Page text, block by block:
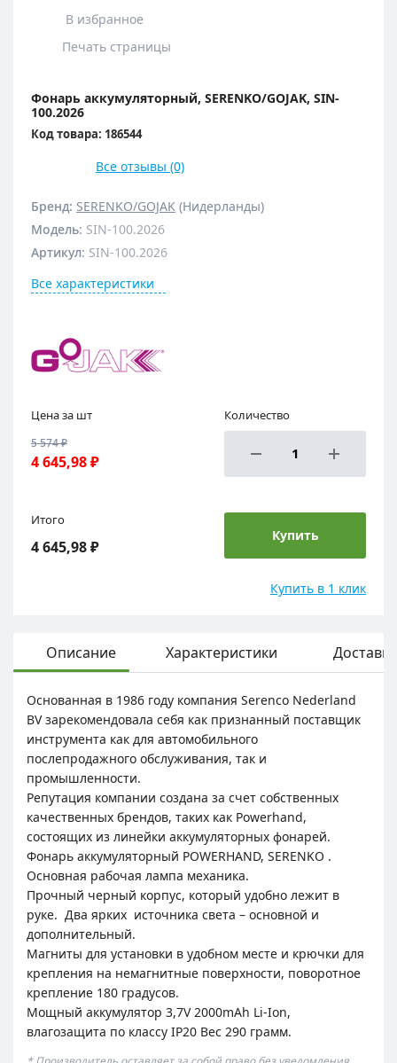
В избранное
Печать страницы
Фонарь аккумуляторный, SERENKO/GOJAK, SIN-
100.2026
Код товара: 186544
Все отзывы (0)
Бренд: SERENKO/GOJAK (Нидерланды)
Модель: SIN-100.2026
Артикул: SIN-100.2026
Все характеристики
Цена за шт
5 574 ₽
4 645,98 ₽
Количество
Итого
4 645,98 ₽
Купить
Купить в 1 клик
Описание Характеристики Доставка
Основанная в 1986 году компания Serenco Nederland
BV зарекомендовала себя как признанный поставщик
инструмента как для автомобильного
послепродажного обслуживания, так и
промышленности.
Репутация компании создана за счет собственных
качественных брендов, таких как Powerhand,
состоящих из линейки аккумуляторных фонарей.
Фонарь аккумуляторный POWERHAND, SERENKO .
Основная рабочая лампа механика.
Прочный черный корпус, который удобно лежит в
руке. Два ярких источника света – основной и
дополнительный.
Магниты для установки в удобном месте и крючки для
крепления на немагнитные поверхности, поворотное
крепление 180 градусов.
Мощный аккумулятор 3,7V 2000mAh Li-Ion,
влагозащита по классу IP20 Вес 290 грамм.